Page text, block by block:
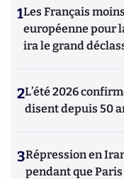
1Les Français
européenne pour
ira le grand
2L’été 2026
disent depuis 50
3Répression en
pendant que